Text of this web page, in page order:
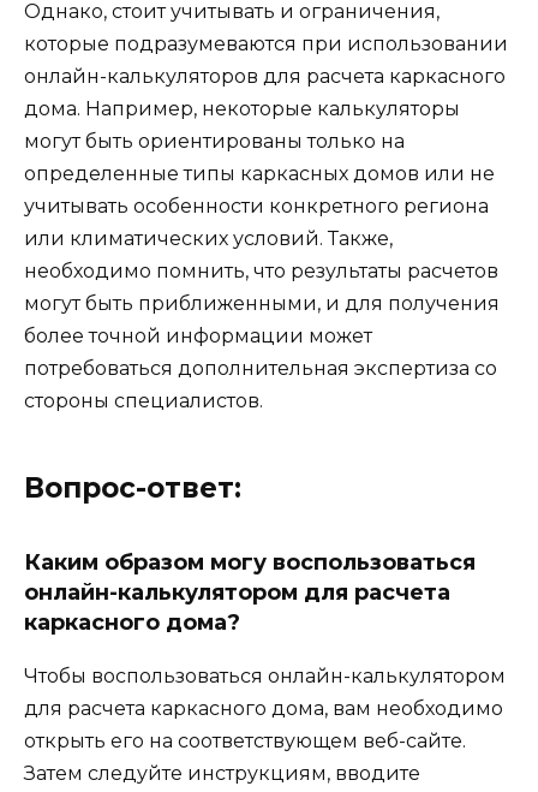
Однако, стоит учитывать и ограничения,
которые подразумеваются при использовании
онлайн-калькуляторов для расчета каркасного
дома. Например, некоторые калькуляторы
могут быть ориентированы только на
определенные типы каркасных домов или не
учитывать особенности конкретного региона
или климатических условий. Также,
необходимо помнить, что результаты расчетов
могут быть приближенными, и для получения
более точной информации может
потребоваться дополнительная экспертиза со
стороны специалистов.
Вопрос-ответ:
Каким образом могу воспользоваться
онлайн-калькулятором для расчета
каркасного дома?
Чтобы воспользоваться онлайн-калькулятором
для расчета каркасного дома, вам необходимо
открыть его на соответствующем веб-сайте.
Затем следуйте инструкциям, вводите